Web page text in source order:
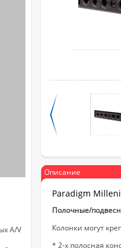
Описание
Paradigm
Полочные/
Колонки могут
* 2-х полосная
A/V